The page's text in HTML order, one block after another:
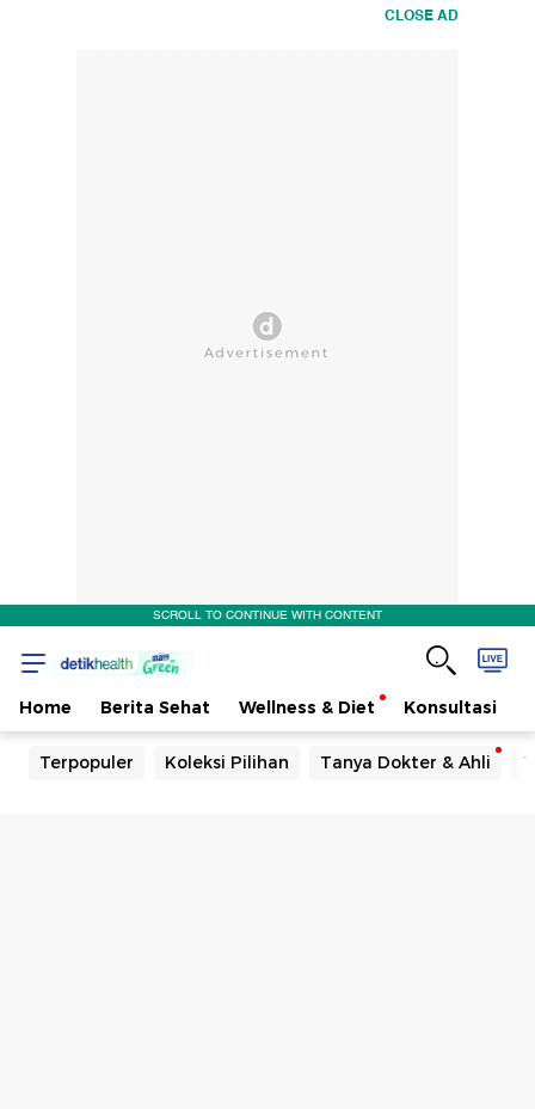
CLOSE AD
SCROLL TO CONTINUE WITH CONTENT
Home Berita Sehat Wellness & Diet Konsultasi
Terpopuler Koleksi Pilihan Tanya Dokter & Ahli